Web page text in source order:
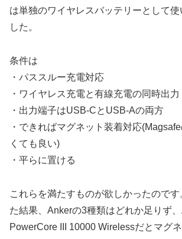
は単独のワイヤレスバッテリーとして使
した。
条件は
・パススルー充電対応
・ワイヤレス充電と有線充電の同時出力
・出力端子はUSB-CとUSB-Aの両方
・できればマグネット装着対応
くても良い)
・平らに置ける
これらを満たすものが欲しかったので
た結果、Ankerの3種類はどれか足りず
PowerCore III 10000 Wirelessだとマグネ